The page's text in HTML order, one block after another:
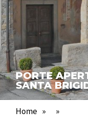
PORTE
SANTA
Home »
»